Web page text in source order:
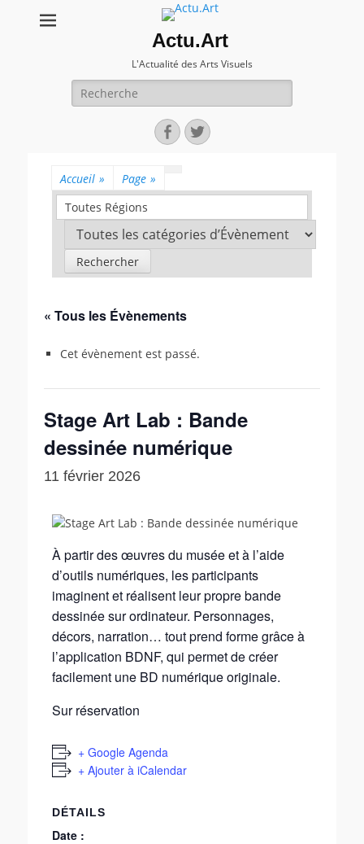
Actu.Art
L'Actualité des Arts Visuels
Recherche
pour:
Facebook
Twitter
Accueil » Page »
Toutes Régions
« Tous les Évènements
Cet évènement est passé.
Stage Art Lab : Bande
dessinée numérique
11 février 2026
À partir des œuvres du musée et à l’aide
d’outils numériques, les participants
imaginent et réalisent leur propre bande
dessinée sur ordinateur. Personnages,
décors, narration… tout prend forme grâce à
l’application BDNF, qui permet de créer
facilement une BD numérique originale.
Sur réservation
+ Google Agenda
+ Ajouter à iCalendar
DÉTAILS
Date :